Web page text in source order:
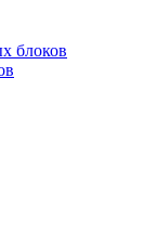
блоков